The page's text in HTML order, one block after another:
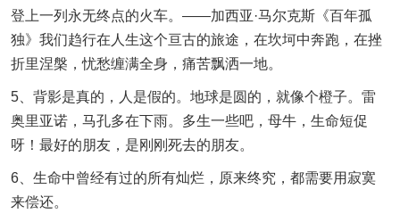
登上一列永无终点的火车。——加西亚·马尔克斯《百年孤
独》我们趋行在人生这个亘古的旅途，在坎坷中奔跑，在挫
折里涅槃，忧愁缠满全身，痛苦飘洒一地。
5、背影是真的，人是假的。地球是圆的，就像个橙子。雷
奥里亚诺，马孔多在下雨。多生一些吧，母牛，生命短促
呀！最好的朋友，是刚刚死去的朋友。
6、生命中曾经有过的所有灿烂，原来终究，都需要用寂寞
来偿还。